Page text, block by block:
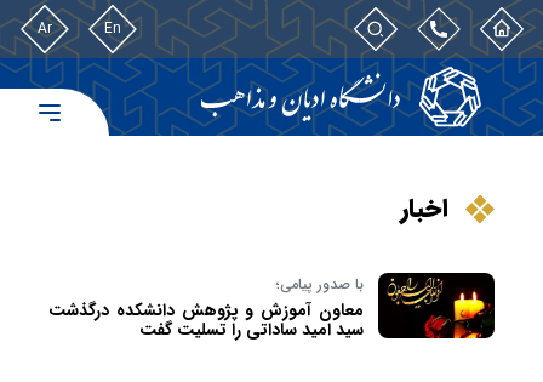
En
Ar
اخبار
با صدور پیامی؛
معاون آموزش و پژوهش دانشکده درگذشت
سید امید ساداتی را تسلیت گفت